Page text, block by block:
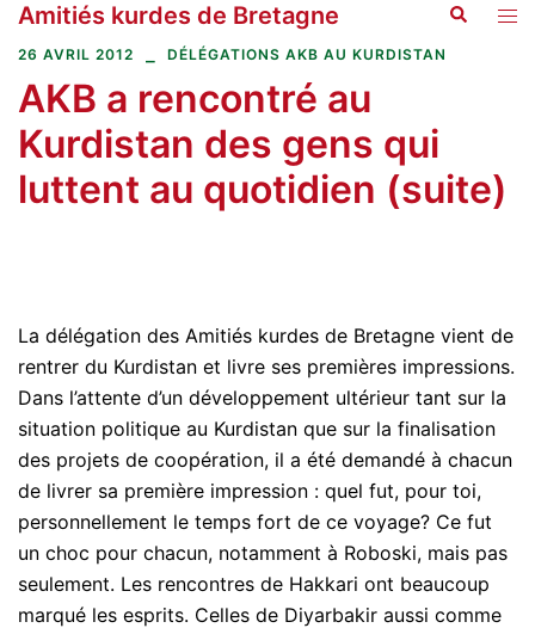
Aller
au
Amitiés kurdes de Bretagne
26 AVRIL 2012 DÉLÉGATIONS AKB AU KURDISTAN
AKB a rencontré au
Kurdistan des gens qui
luttent au quotidien (suite)
La délégation des Amitiés kurdes de Bretagne vient de
rentrer du Kurdistan et livre ses premières impressions.
Dans l’attente d’un développement ultérieur tant sur la
situation politique au Kurdistan que sur la finalisation
des projets de coopération, il a été demandé à chacun
de livrer sa première impression : quel fut, pour toi,
personnellement le temps fort de ce voyage? Ce fut
un choc pour chacun, notamment à Roboski, mais pas
seulement. Les rencontres de Hakkari ont beaucoup
marqué les esprits. Celles de Diyarbakir aussi comme